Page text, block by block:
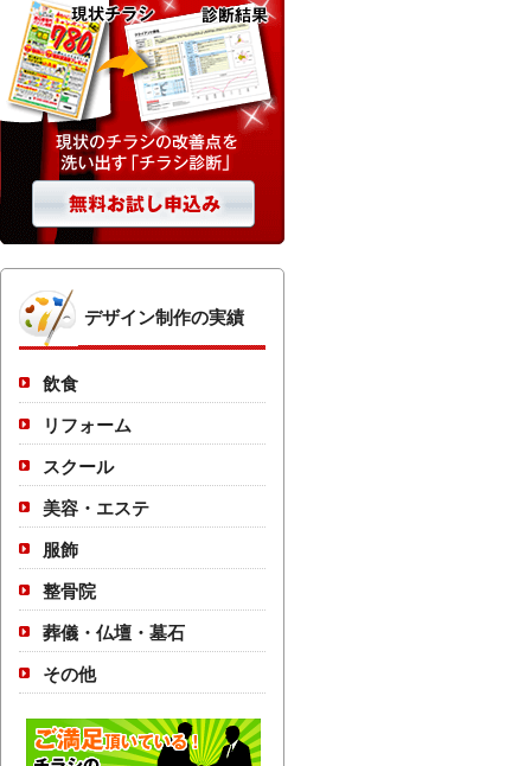
デザイン制作の実績
飲食
リフォーム
スクール
美容・エステ
服飾
整骨院
葬儀・仏壇・墓石
その他